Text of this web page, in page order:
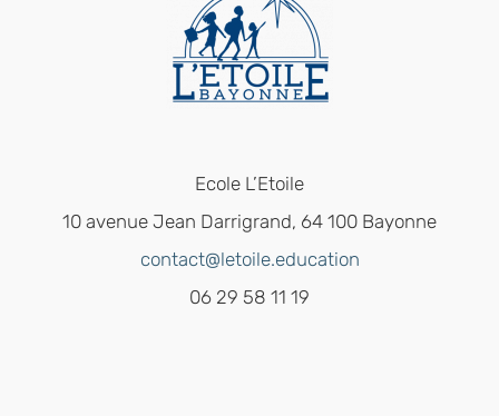
Ecole L’Etoile
10 avenue Jean Darrigrand, 64 100 Bayonne
contact@letoile.education
06 29 58 11 19